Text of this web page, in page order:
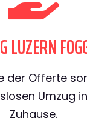
LUZERN
der Offerte
Umzug
Zuhause.